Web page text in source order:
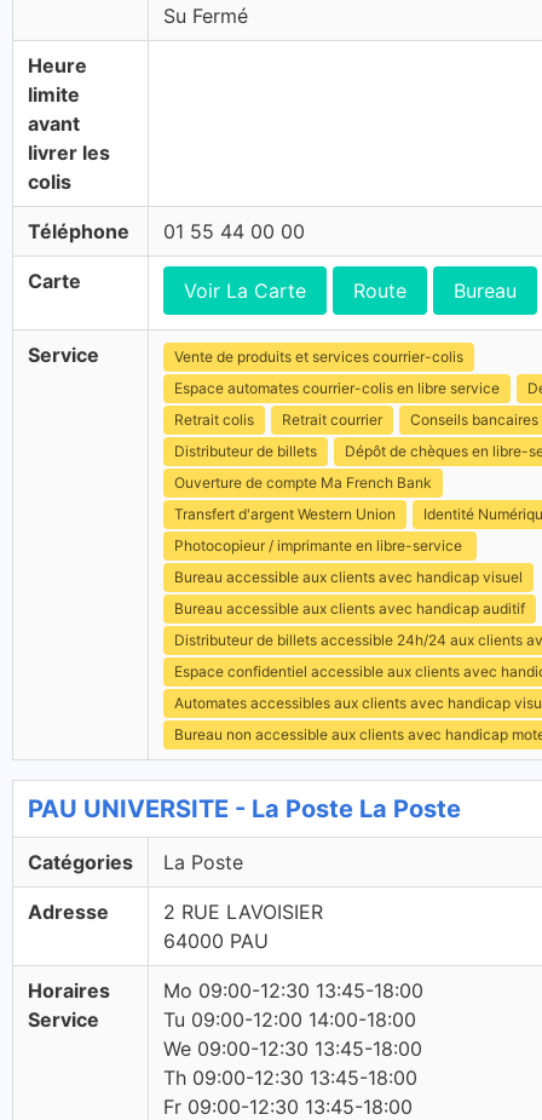
Su Fermé
Heure
limite
avant
livrer les
colis
Téléphone 01 55 44 00 00
Carte Voir La Carte Route Bureau
Service
Vente de produits et services courrier-colis
Espace automates courrier-colis en libre service
Retrait colis
Retrait courrier
Conseils bancaires
Distributeur de billets
Dépôt de chèques en libre-
Ouverture de compte Ma French Bank
Transfert d'argent Western Union
Identité
Photocopieur / imprimante en libre-service
Bureau accessible aux clients avec handicap visuel
Bureau accessible aux clients avec handicap auditif
Distributeur de billets accessible 24h/24 aux clients
Espace confidentiel accessible aux clients avec
Automates accessibles aux clients avec handicap
Bureau non accessible aux clients avec handicap
PAU UNIVERSITE - La Poste La Poste
Catégories La Poste
Adresse
2 RUE LAVOISIER
64000 PAU
Horaires
Service
Mo 09:00-12:30 13:45-18:00
Tu 09:00-12:00 14:00-18:00
We 09:00-12:30 13:45-18:00
Th 09:00-12:30 13:45-18:00
Fr 09:00-12:30 13:45-18:00